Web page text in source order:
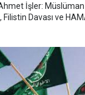
İşler:
Filistin Davası ve